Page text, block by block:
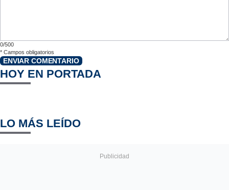
0/500
* Campos obligatorios
ENVIAR COMENTARIO
HOY EN PORTADA
LO MÁS LEÍDO